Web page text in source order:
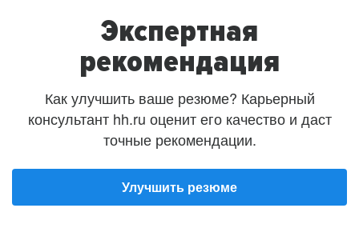
Экспертная
рекомендация
Как улучшить ваше резюме? Карьерный
консультант hh.ru оценит его качество и даст
точные рекомендации.
Улучшить резюме